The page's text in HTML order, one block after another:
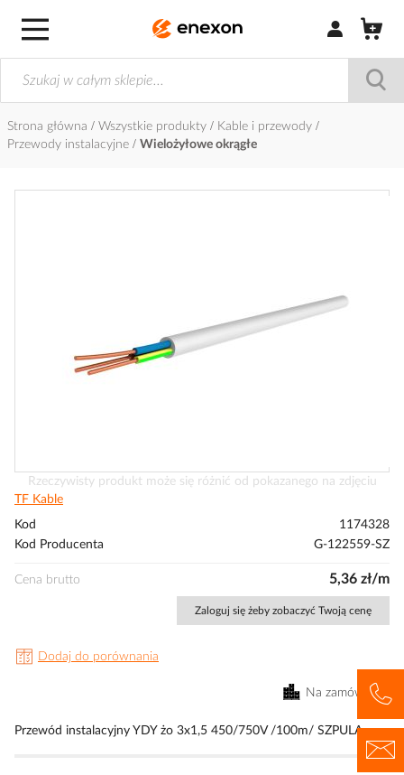
Zaloguj się /
Strona główna Wszystkie produkty
Kable i przewody
Przewody instalacyjne
Wielożyłowe okrągłe
Przejdź
na
początek
Rzeczywisty produkt może się różnić od pokazanego na zdjęciu
TF Kable
Kod
1174328
Kod Producenta
G-122559-SZ
Cena brutto 5,36 zł/m
Zaloguj się żeby zobaczyć Twoją cenę
Dodaj do porównania
Na zamówienie
Przewód instalacyjny YDY żo 3x1,5 450/750V /100m/ SZPULA